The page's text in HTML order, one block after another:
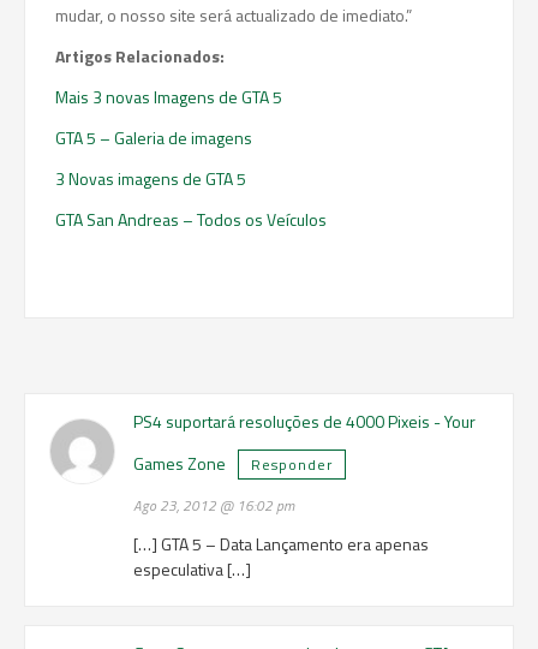
mudar, o nosso site será actualizado de imediato.”
Artigos Relacionados:
Mais 3 novas Imagens de GTA 5
GTA 5 – Galeria de imagens
3 Novas imagens de GTA 5
GTA San Andreas – Todos os Veículos
PS4 suportará resoluções de 4000 Pixeis - Your
Games Zone
Responder
Ago 23, 2012 @ 16:02 pm
[…] GTA 5 – Data Lançamento era apenas
especulativa […]